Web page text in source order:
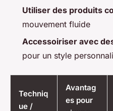
Utiliser des produits
mouvement fluide
Accessoiriser avec
pour un style
Techniq
ue /
Avantag
es pour